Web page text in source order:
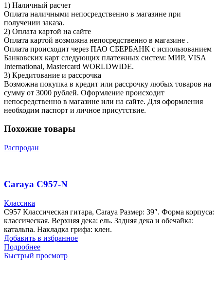
1) Наличный расчет
Оплата наличными непосредственно в магазине при
получении заказа.
2) Оплата картой на сайте
Оплата картой возможна непосредственно в магазине .
Оплата происходит через ПАО СБЕРБАНК с использованием
Банковских карт следующих платежных систем: МИР, VISA
International, Mastercard WORLDWIDE.
3) Кредитование и рассрочка
Возможна покупка в кредит или рассрочку любых товаров на
сумму от 3000 рублей. Оформление происходит
непосредственно в магазине или на сайте. Для оформления
необходим паспорт и личное присутствие.
Похожие товары
Распродан
Caraya C957-N
Классика
C957 Классическая гитара, Caraya Размер: 39″. Форма корпуса:
классическая. Верхняя дека: ель. Задняя дека и обечайка:
катальпа. Накладка грифа: клен.
Добавить в избранное
Подробнее
Быстрый просмотр